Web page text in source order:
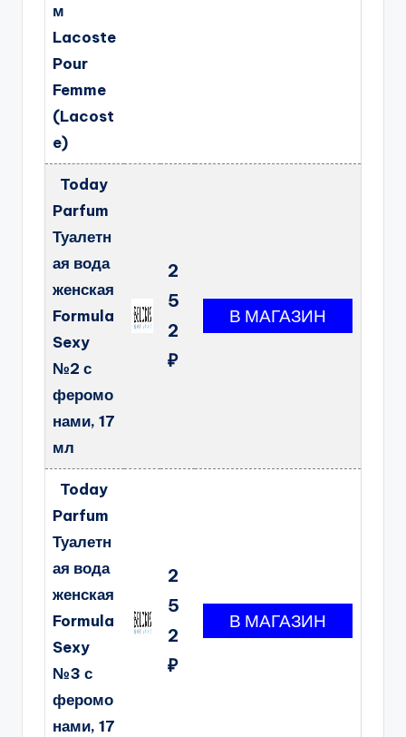
м
Lacoste
Pour
Femme
(Lacost
e)
Today
Parfum
Туалетн
ая вода
женская
Formula
Sexy
№2 с
феромо
нами, 17
мл
2
5
2
₽
Today
Parfum
Туалетн
ая вода
женская
Formula
Sexy
№3 с
феромо
нами, 17
2
5
2
₽